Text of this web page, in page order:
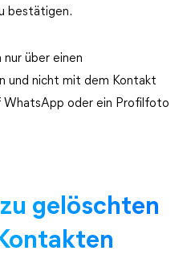
bestätigen.
über einen
und nicht mit dem Kontakt
WhatsApp oder ein Profilfoto
gelöschten